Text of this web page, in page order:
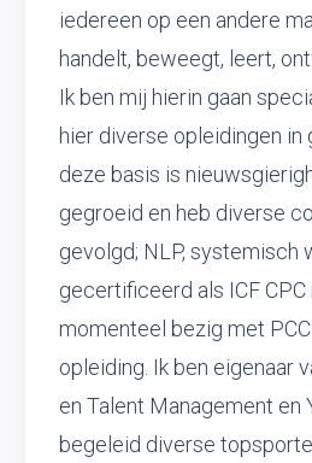
iedereen op een andere
handelt, beweegt, leert,
Ik ben mij hierin gaan
hier diverse opleidingen in
deze basis is
gegroeid en heb diverse
gevolgd; NLP, systemisch
gecertificeerd als ICF
momenteel bezig met
opleiding. Ik ben eigenaar
en Talent Management en
begeleid diverse